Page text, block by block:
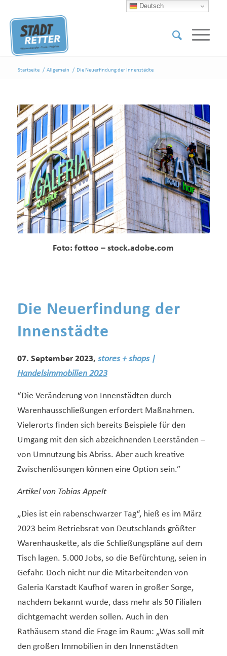
Startseite / Allgemein / Die Neuerfindung der Innenstädte
Foto: fottoo – stock.adobe.com
Die Neuerfindung der
Innenstädte
07. September 2023, stores + shops |
Handelsimmobilien 2023
“Die Veränderung von Innenstädten durch
Warenhausschließungen erfordert Maßnahmen.
Vielerorts ﬁnden sich bereits Beispiele für den
Umgang mit den sich abzeichnenden Leerständen –
von Umnutzung bis Abriss. Aber auch kreative
Zwischenlösungen können eine Option sein.”
Artikel von Tobias Appelt
„Dies ist ein rabenschwarzer Tag“, hieß es im März
2023 beim Betriebsrat von Deutschlands größter
Warenhauskette, als die Schließungspläne auf dem
Tisch lagen. 5.000 Jobs, so die Befürchtung, seien in
Gefahr. Doch nicht nur die Mitarbeitenden von
Galeria Karstadt Kaufhof waren in großer Sorge,
nachdem bekannt wurde, dass mehr als 50 Filialen
dichtgemacht werden sollen. Auch in den
Rathäusern stand die Frage im Raum: „Was soll mit
den großen Immobilien in den Innenstädten
Deutsch